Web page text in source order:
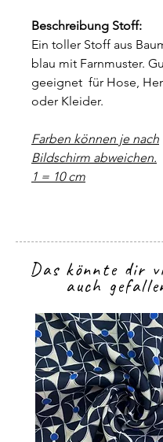
Beschreibung Stoff:
Ein toller Stoff aus
blau mit Farnmuster.
geeignet für Hose,
oder Kleider.
Farben können je nach
Bildschirm abweichen.
1 = 10 cm
Das könnte dir
auch